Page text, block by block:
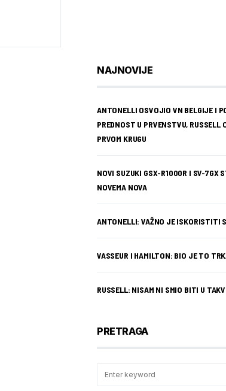
NAJNOVIJE
ANTONELLI OSVOJIO VN BELGIJE I
PREDNOST U PRVENSTVU, RUSSELL
PRVOM KRUGU
NOVI SUZUKI GSX-R1000R I SV-7GX
NOVEMA NOVA
ANTONELLI: VAŽNO JE ISKORISTITI
VASSEUR I HAMILTON: BIO JE TO
RUSSELL: NISAM NI SMIO BITI U
PRETRAGA